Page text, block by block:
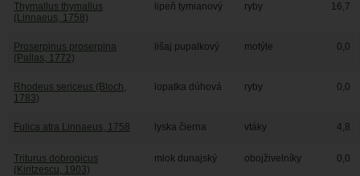
Thymallus thymallus
(Linnaeus, 1758)
lipeň tymianový ryby 16,7
Proserpinus proserpina
(Pallas, 1772)
lišaj pupalkový motýle 0,0
Rhodeus sericeus (Bloch,
1783)
lopatka dúhová ryby 0,0
Fulica atra Linnaeus, 1758 lyska čierna vtáky 4,8
Triturus dobrogicus
(Kiritzescu, 1903)
mlok dunajský obojživelníky 0,0